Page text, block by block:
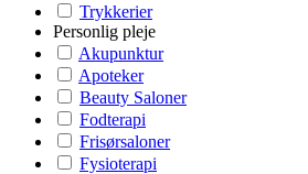
Trykkerier
Personlig pleje
Akupunktur
Apoteker
Beauty Saloner
Fodterapi
Frisørsaloner
Fysioterapi